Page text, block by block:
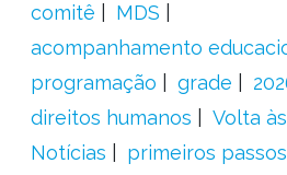
comitê
MDS
acompanhamento
programação
grade
direitos humanos
Volta
Notícias
primeiros passos